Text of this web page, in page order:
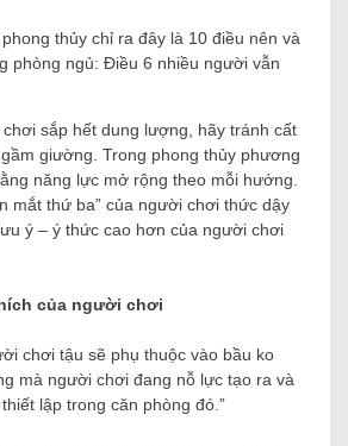
sắp hết dung lượng, hãy tránh cất
giường. Trong phong thủy phương
năng lực mở rộng theo mỗi hướng.
mắt thứ ba” của người chơi thức dậy
ý – ý thức cao hơn của người chơi
của người chơi
chơi tậu sẽ phụ thuộc vào bầu ko
mà người chơi đang nỗ lực tạo ra và
lập trong căn phòng đó.”